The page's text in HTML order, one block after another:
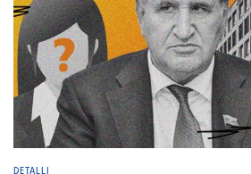
DETALLI